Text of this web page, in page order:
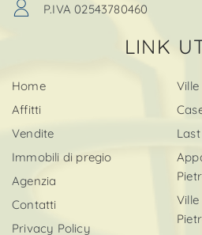
P.IVA 02543780460
LINK
Home
Affitti
Vendite
Immobili di pregio
Agenzia
Contatti
Privacy Policy